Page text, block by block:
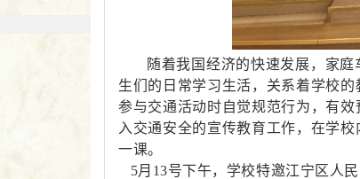
随着我国经济的快速发展，家
生们的日常学习生活，关系着学校
参与交通活动时自觉规范行为，有
入交通安全的宣传教育工作，在学
一课。
5月13号下午， 学校特邀江宁区人